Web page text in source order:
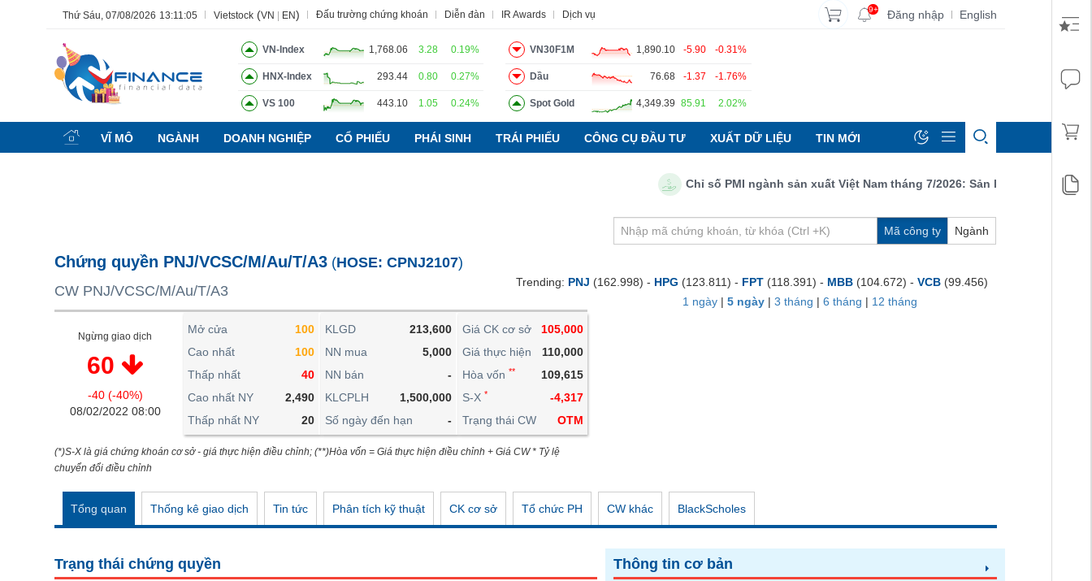
Thứ Sáu, 07/08/2026 13:11:06 Vietstock (VN EN) Đấu trường chứng khoán Diễn đàn IR Awards Dịch vụ 9+ Đăng nhập | English
VN-Index 1,768.06 3.28 0.19%
HNX-Index 293.44 0.80 0.27%
VS 100 443.10 1.05 0.24%
VN30F1M 1,890.10 -5.90 -0.31%
Dầu 76.68 -1.37 -1.76%
Spot Gold 4,349.39 85.91 2.02%
VĨ MÔ NGÀNH DOANH NGHIỆP CỔ PHIẾU PHÁI SINH TRÁI PHIẾU CÔNG CỤ ĐẦU TƯ XUẤT DỮ LIỆU TIN MỚI
Chỉ số PMI ngành sản xuất Việt Nam tháng 7/2026: Sản lượng, số lượng
Mã công ty Ngành
Chứng quyền PNJ/VCSC/M/Au/T/A3 (HOSE: CPNJ2107)
CW PNJ/VCSC/M/Au/T/A3
Ngừng giao dịch
60
-40 (-40%)
08/02/2022 08:00
Mở cửa
100
Cao nhất
100
Thấp nhất
40
Cao nhất NY
2,490
Thấp nhất NY
20
KLGD
213,600
NN mua
5,000
NN bán
-
KLCPLH
1,500,000
Số ngày đến hạn
-
Giá CK cơ sở
105,000
Giá thực hiện
110,000
Hòa vốn **
109,615
S-X *
-4,317
Trạng thái CW
OTM
(*)S-X là giá chứng khoán cơ sở - giá thực hiện điều chỉnh; (**)Hòa vốn = Giá thực hiện điều chỉnh + Giá CW * Tỷ lệ
chuyển đổi điều chỉnh
Trending: PNJ (162.998) - HPG (123.811) - FPT (118.391) - MBB (104.672) - VCB (99.456)
1 ngày | 5 ngày | 3 tháng | 6 tháng | 12 tháng
Tổng quan Thống kê giao dịch Tin tức Phân tích kỹ thuật CK cơ sở Tổ chức PH CW khác BlackScholes
Trạng thái chứng quyền Thông tin cơ bản
Tính năng Ngành Mã chứng khoán Lãnh đạo Tin tức Báo cáo phân tích Thuật ngữ Dịch vụ
BẤT ĐỘNG SẢN
TÀI CHÍNH
KINH TẾ
THẾ GIỚI
ĐÔNG DƯƠNG
PHÂN TÍCH
PHÁI SINH
TRÁI PHIẾU
CÔNG CỤ ĐẦU TƯ
XUẤT DỮ LIỆU
TIN MỚI
VS-SECTOR
NGUYÊN VẬT LIỆU